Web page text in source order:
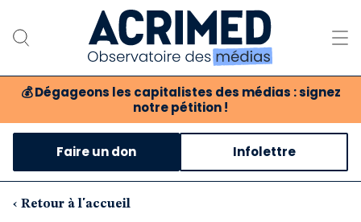
💰 Dégageons les capitalistes des médias : signez
notre pétition !
Notre association
Notre critique des médias
Nos propositions
Faire un don Infolettre
‹ Retour à l'accueil